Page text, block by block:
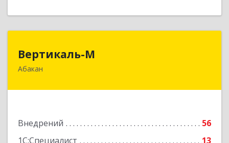
Вертикаль-М
Абакан
Внедрений
56
1С:Специалист
13
655017, Хакасия Респ, Абакан г, Чертыгашева